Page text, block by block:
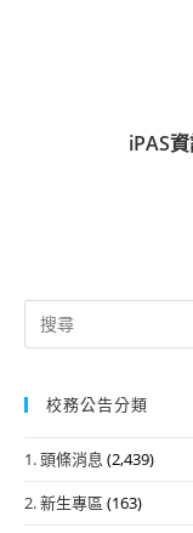
iPAS
Search
for:
校務公告分類
1. 頭條消息 (2,439)
2. 新生專區 (163)